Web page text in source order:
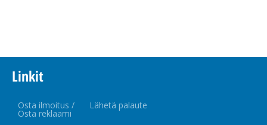
Linkit
Osta ilmoitus /
Osta reklaami
Lähetä palaute